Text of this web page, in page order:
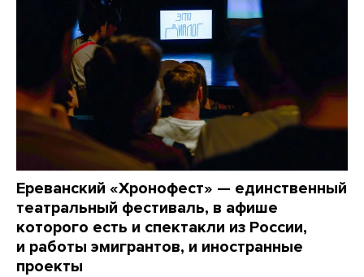
Ереванский «Хронофест» — единственный
театральный фестиваль, в афише
которого есть и спектакли из России,
и работы эмигрантов, и иностранные
проекты